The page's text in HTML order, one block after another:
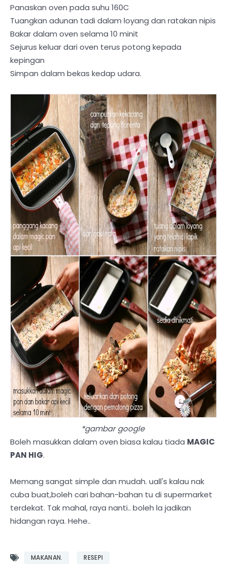
Panaskan oven pada suhu 160C
Tuangkan adunan tadi dalam loyang dan ratakan nipis
Bakar dalam oven selama 10 minit
Sejurus keluar dari oven terus potong kepada
kepingan
Simpan dalam bekas kedap udara.
*gambar google
Boleh masukkan dalam oven biasa kalau tiada MAGIC
PAN HIG.
Memang sangat simple dan mudah. uall's kalau nak
cuba buat,boleh cari bahan-bahan tu di supermarket
terdekat. Tak mahal, raya nanti.. boleh la jadikan
hidangan raya. Hehe..
MAKANAN. RESEPI